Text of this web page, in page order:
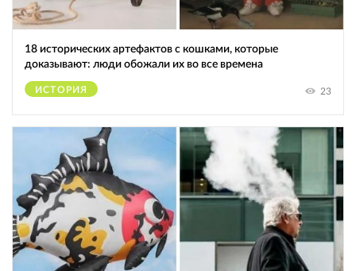
18 исторических артефактов с кошками, которые
доказывают: люди обожали их во все времена
ИСТОРИЯ 23